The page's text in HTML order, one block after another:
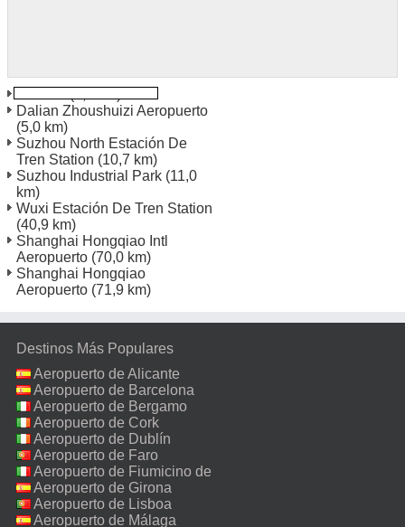
Dalian Zhoushuizi Aeropuerto
(5,0 km)
Suzhou North Estación De
Tren Station (10,7 km)
Suzhou Industrial Park (11,0
km)
Wuxi Estación De Tren Station
(40,9 km)
Shanghai Hongqiao Intl
Aeropuerto (70,0 km)
Shanghai Hongqiao
Aeropuerto (71,9 km)
Destinos Más Populares
Aeropuerto de Alicante
Aeropuerto de Barcelona
Aeropuerto de Bergamo
Aeropuerto de Cork
Aeropuerto de Dublín
Aeropuerto de Faro
Aeropuerto de Fiumicino de
Roma
Aeropuerto de Girona
Aeropuerto de Lisboa
Aeropuerto de Málaga